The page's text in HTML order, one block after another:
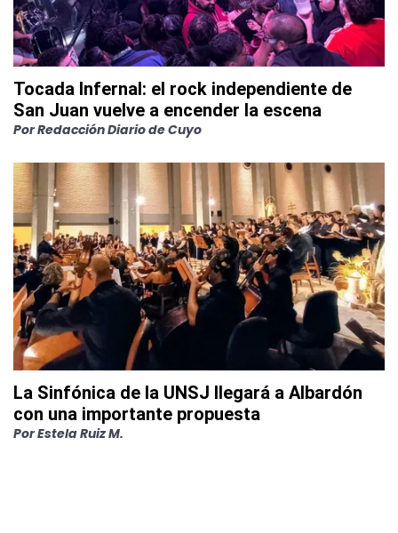
Tocada Infernal: el rock independiente de
San Juan vuelve a encender la escena
PorRedacción Diario de Cuyo
La Sinfónica de la UNSJ llegará a Albardón
con una importante propuesta
PorEstela Ruiz M.